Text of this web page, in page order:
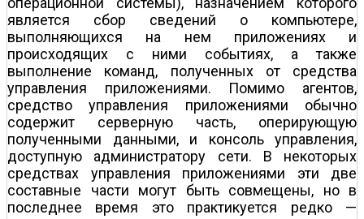
является сбор сведений о компьютере,
выполняющихся на нем приложeниях и
происходящих с ними событиях, а также
выполнение команд, полученных от средства
управления приложениями. Помимо агентов,
средство управления приложениями обычно
содержит серверную часть, оперирующую
полученными данными, и консоль управления,
доступную администратору сети. В некоторых
средствах управления приложениями эти две
составные части могут быть совмещены, но в
последнее время это практикуется редко —